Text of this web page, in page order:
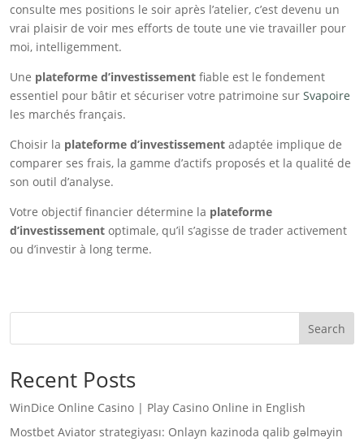
consulte mes positions le soir après l’atelier, c’est devenu un
vrai plaisir de voir mes efforts de toute une vie travailler pour
moi, intelligemment.
Une plateforme d’investissement fiable est le fondement
essentiel pour bâtir et sécuriser votre patrimoine sur Svapoire
les marchés français.
Choisir la plateforme d’investissement adaptée implique de
comparer ses frais, la gamme d’actifs proposés et la qualité de
son outil d’analyse.
Votre objectif financier détermine la plateforme
d’investissement optimale, qu’il s’agisse de trader activement
ou d’investir à long terme.
Search
Recent Posts
WinDice Online Casino | Play Casino Online in English
Mostbet Aviator strategiyası: Onlayn kazinoda qalib gəlməyin